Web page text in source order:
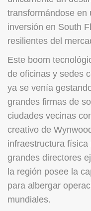
transformándose en
inversión en South
resilientes del
Este boom
de oficinas y sedes
ya se venía
grandes firmas de
ciudades vecinas
creativo de
infraestructura
grandes directores
la región posee la
para albergar
mundiales.